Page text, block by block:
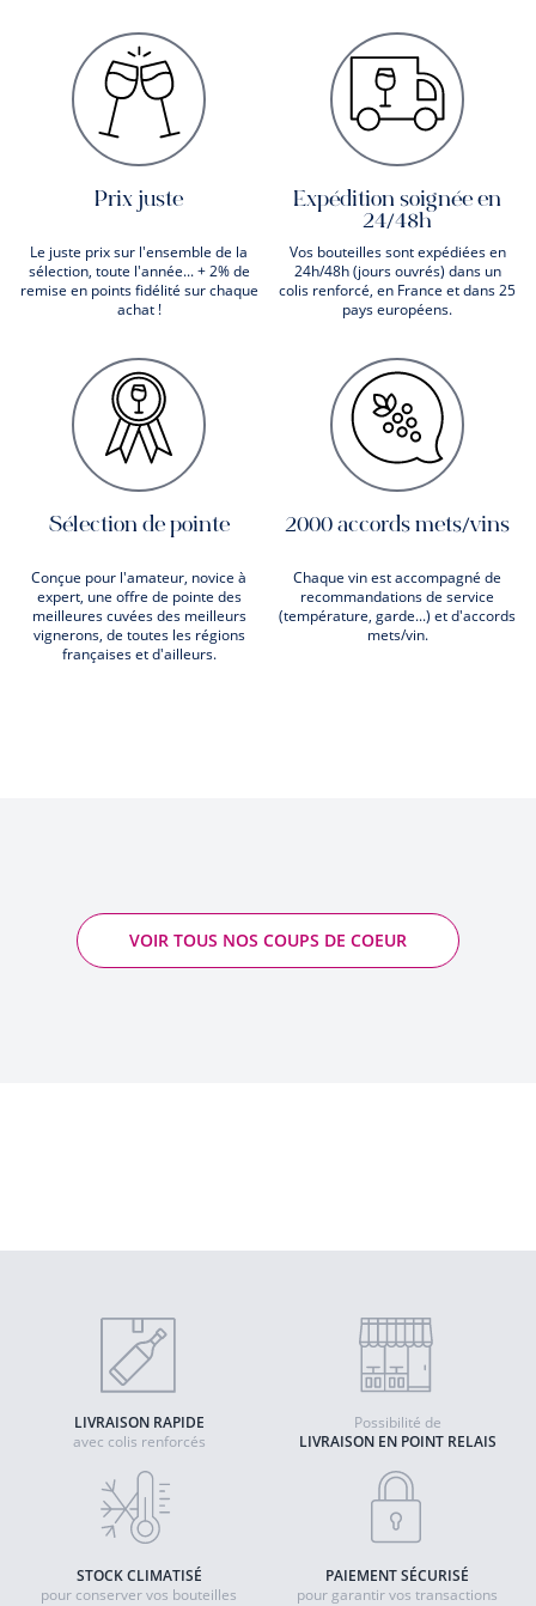
Prix juste
Le juste prix sur l'ensemble de la
sélection, toute l'année... + 2% de
remise en points fidélité sur chaque
achat !
Expédition soignée en
24/48h
Vos bouteilles sont expédiées en
24h/48h (jours ouvrés) dans un
colis renforcé, en France et dans 25
pays européens.
Sélection de pointe
Conçue pour l'amateur, novice à
expert, une offre de pointe des
meilleures cuvées des meilleurs
vignerons, de toutes les régions
françaises et d'ailleurs.
2000 accords mets/vins
Chaque vin est accompagné de
recommandations de service
(température, garde...) et d'accords
mets/vin.
VOIR TOUS NOS COUPS DE COEUR
LIVRAISON RAPIDE
avec colis renforcés
LIVRAISON EN POINT RELAIS
Possibilité de
STOCK CLIMATISÉ
pour conserver vos bouteilles
PAIEMENT SÉCURISÉ
pour garantir vos transactions